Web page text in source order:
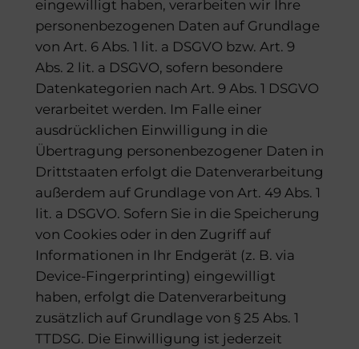
eingewilligt haben, verarbeiten wir Ihre
personenbezogenen Daten auf Grundlage
von Art. 6 Abs. 1 lit. a DSGVO bzw. Art. 9
Abs. 2 lit. a DSGVO, sofern besondere
Datenkategorien nach Art. 9 Abs. 1 DSGVO
verarbeitet werden. Im Falle einer
ausdrücklichen Einwilligung in die
Übertragung personenbezogener Daten in
Drittstaaten erfolgt die Datenverarbeitung
außerdem auf Grundlage von Art. 49 Abs. 1
lit. a DSGVO. Sofern Sie in die Speicherung
von Cookies oder in den Zugriff auf
Informationen in Ihr Endgerät (z. B. via
Device-Fingerprinting) eingewilligt
haben, erfolgt die Datenverarbeitung
zusätzlich auf Grundlage von § 25 Abs. 1
TTDSG. Die Einwilligung ist jederzeit